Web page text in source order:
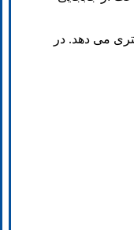
می دهد. در